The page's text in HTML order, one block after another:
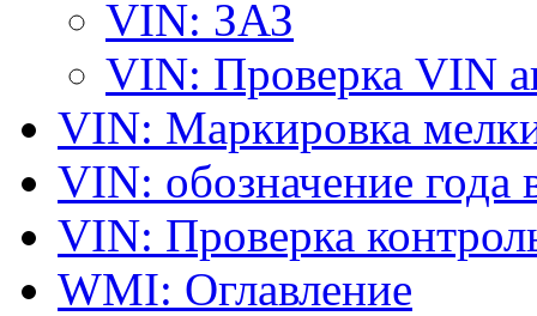
VIN: ЗАЗ
VIN: Проверка VIN
VIN: Маркировка
VIN: обозначение года
VIN: Проверка
WMI: Оглавление